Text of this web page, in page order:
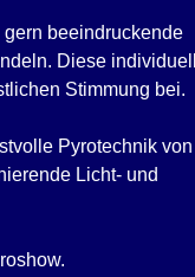
beeindruckende
Diese individuell
Stimmung bei.
Pyrotechnik von
Licht- und